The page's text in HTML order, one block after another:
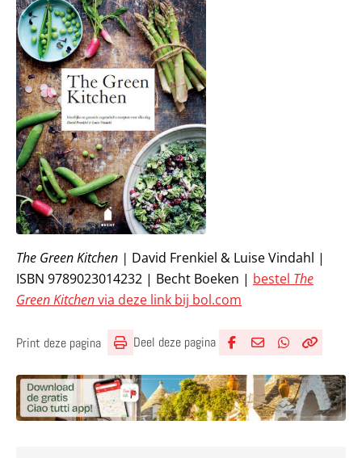
The Green Kitchen | David Frenkiel & Luise Vindahl |
ISBN 9789023014232 | Becht Boeken | bestel The
Green Kitchenvia deze link bij bol.com
Print deze pagina Deel deze pagina